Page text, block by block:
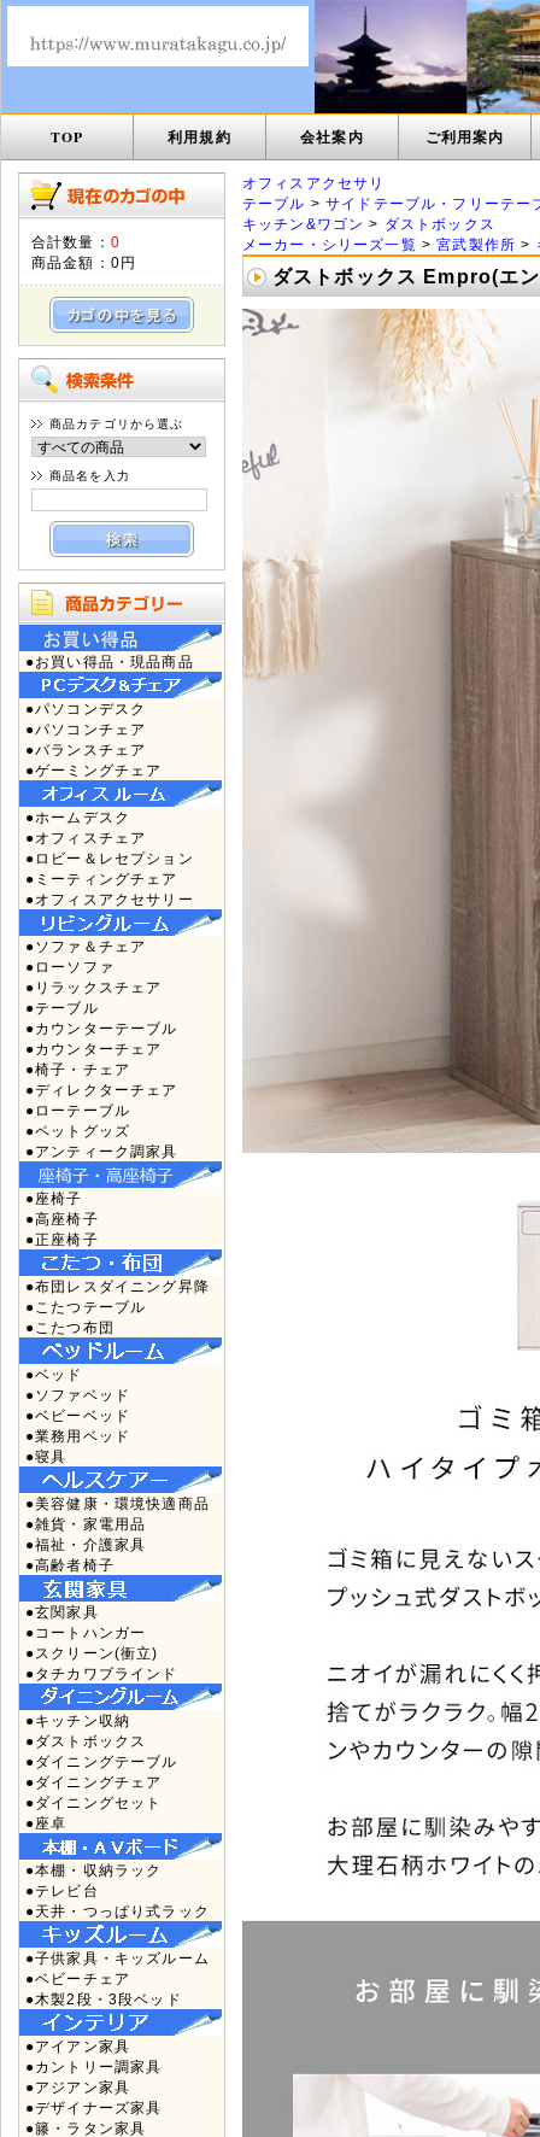
TOP 利用規約 会社案内 ご利用案内
合計数量： 0
商品金額： 0円
商品カテゴリから選ぶ
商品名を入力
●お買い得品・現品商品
●パソコンデスク
●パソコンチェア
●バランスチェア
●ゲーミングチェア
●ホームデスク
●オフィスチェア
●ロビー＆レセプション
●ミーティングチェア
●オフィスアクセサリー
●ソファ＆チェア
●ローソファ
●リラックスチェア
●テーブル
●カウンターテーブル
●カウンターチェア
●椅子・チェア
●ディレクターチェア
●ローテーブル
●ペットグッズ
●アンティーク調家具
●座椅子
●高座椅子
●正座椅子
●布団レスダイニング昇降
●こたつテーブル
●こたつ布団
●ベッド
●ソファベッド
●ベビーベッド
●業務用ベッド
●寝具
●美容健康・環境快適商品
●雑貨・家電用品
●福祉・介護家具
●高齢者椅子
●玄関家具
●コートハンガー
●スクリーン(衝立)
●タチカワブラインド
●キッチン収納
●ダストボックス
●ダイニングテーブル
●ダイニングチェア
●ダイニングセット
●座卓
●本棚・収納ラック
●テレビ台
●天井・つっぱり式ラック
●子供家具・キッズルーム
●ベビーチェア
●木製2段・3段ベッド
●アイアン家具
●カントリー調家具
●アジアン家具
●デザイナーズ家具
●籐・ラタン家具
オフィスアクセサリ
テーブル >サイドテーブル・フリーテー
キッチン&ワゴン > ダストボックス
メーカー・シリーズ一覧 >宮武製作所 >
ダストボックス Empro(エ